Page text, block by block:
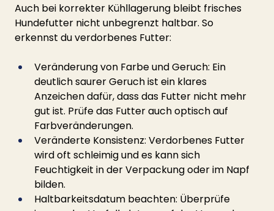
Auch bei korrekter Kühllagerung bleibt frisches
Hundefutter nicht unbegrenzt haltbar. So
erkennst du verdorbenes Futter:
Veränderung von Farbe und Geruch: Ein
deutlich saurer Geruch ist ein klares
Anzeichen dafür, dass das Futter nicht mehr
gut ist. Prüfe das Futter auch optisch auf
Farbveränderungen.
Veränderte Konsistenz: Verdorbenes Futter
wird oft schleimig und es kann sich
Feuchtigkeit in der Verpackung oder im Napf
bilden.
Haltbarkeitsdatum beachten: Überprüfe